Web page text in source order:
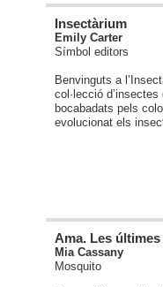
Insectàrium
Emily Carter
Símbol editors
Benvinguts a
col·lecció
bocabadats pels
evolucionat els
Ama. Les
Mia Cassany
Mosquito